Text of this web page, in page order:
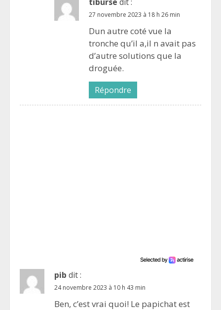
27 novembre 2023 à 18 h 26 min
Dun autre coté vue la
tronche qu’il a,il n avait pas
d’autre solutions que la
droguée.
Répondre
pib dit :
24 novembre 2023 à 10 h 43 min
Ben, c’est vrai quoi! Le papichat est